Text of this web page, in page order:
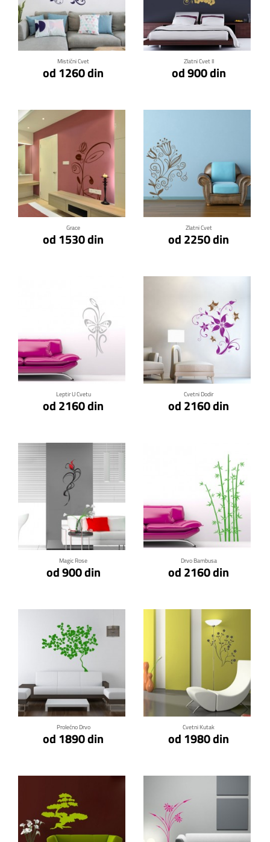
Mistični Cvet
od 1260 din
Klikni za detalje
Zlatni Cvet II
od 900 din
Klikni za detalje
Grace
od 1530 din
Klikni za detalje
Zlatni Cvet
od 2250 din
Klikni za detalje
Leptir U Cvetu
od 2160 din
Klikni za detalje
Cvetni Dodir
od 2160 din
Klikni za detalje
Magic Rose
od 900 din
Klikni za detalje
Drvo Bambusa
od 2160 din
Klikni za detalje
Prolećno Drvo
od 1890 din
Klikni za detalje
Cvetni Kutak
od 1980 din
Klikni za detalje